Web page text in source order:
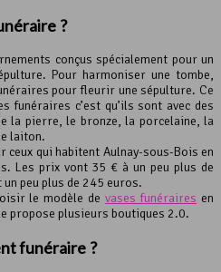
?
conçus spécialement pour un
Pour harmoniser une tombe,
pour fleurir une sépulture. Ce
funéraires c’est qu’ils sont avec des
la pierre, le bronze, la porcelaine, la
laiton.
ceux qui habitent Aulnay-sous-Bois en
Les prix vont 35 € à un peu plus de
peu plus de 245 euros.
le modèle devases funéraires en
propose plusieurs boutiques 2.0.
funéraire ?